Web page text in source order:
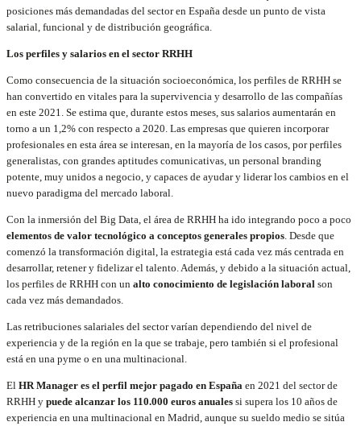
posiciones más demandadas del sector en España desde un punto de vista
salarial, funcional y de distribución geográfica.
Los perfiles y salarios en el sector RRHH
Como consecuencia de la situación socioeconómica, los perfiles de RRHH se
han convertido en vitales para la supervivencia y desarrollo de las compañías
en este 2021. Se estima que, durante estos meses, sus salarios aumentarán en
torno a un 1,2% con respecto a 2020. Las empresas que quieren incorporar
profesionales en esta área se interesan, en la mayoría de los casos, por perfiles
generalistas, con grandes aptitudes comunicativas, un personal branding
potente, muy unidos a negocio, y capaces de ayudar y liderar los cambios en el
nuevo paradigma del mercado laboral.
Con la inmersión del Big Data, el área de RRHH ha ido integrando poco a poco
elementos de valor tecnológico a conceptos generales propios. Desde que
comenzó la transformación digital, la estrategia está cada vez más centrada en
desarrollar, retener y fidelizar el talento. Además, y debido a la situación actual,
los perfiles de RRHH con un alto conocimiento de legislación laboral son
cada vez más demandados.
Las retribuciones salariales del sector varían dependiendo del nivel de
experiencia y de la región en la que se trabaje, pero también si el profesional
está en una pyme o en una multinacional.
El HR Manager es el perfil mejor pagado en España en 2021 del sector de
RRHH y puede alcanzar los 110.000 euros anuales si supera los 10 años de
experiencia en una multinacional en Madrid, aunque su sueldo medio se sitúa